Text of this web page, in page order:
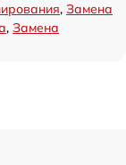
, Замена
, Замена